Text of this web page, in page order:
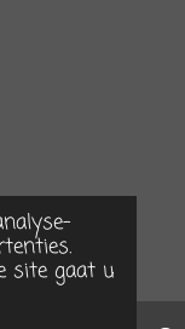
site gaat u